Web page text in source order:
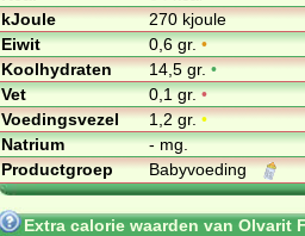
kJoule
270 kjoule
Eiwit
0,6 gr.•
Koolhydraten
14,5 gr.•
Vet
0,1 gr.•
Voedingsvezel
1,2 gr.•
Natrium
- mg.
Productgroep
Babyvoeding
Extra calorie waarden van Olvarit